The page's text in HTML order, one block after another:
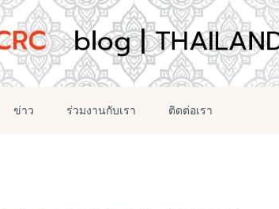
ข่าว ร่วมงานกับเรา ติดต่อเรา